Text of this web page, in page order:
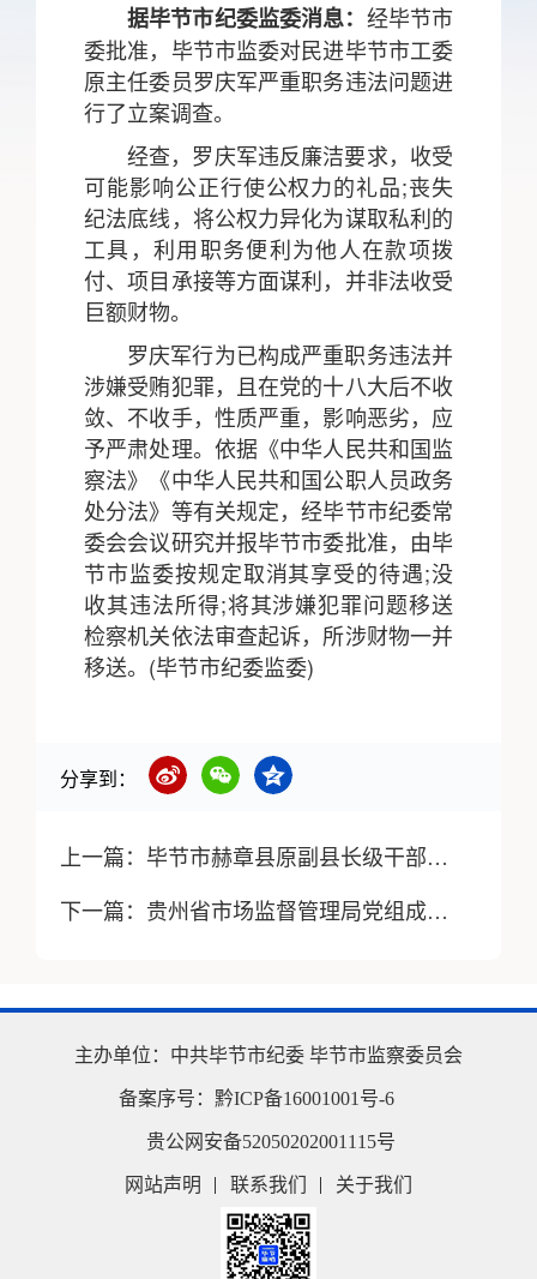
据毕节市纪委监委消息： 经毕节市
委批准，毕节市监委对民进毕节市工委
原主任委员罗庆军严重职务违法问题进
行了立案调查。
经查，罗庆军违反廉洁要求，收受
可能影响公正行使公权力的礼品;丧失
纪法底线，将公权力异化为谋取私利的
工具，利用职务便利为他人在款项拨
付、项目承接等方面谋利，并非法收受
巨额财物。
罗庆军行为已构成严重职务违法并
涉嫌受贿犯罪，且在党的十八大后不收
敛、不收手，性质严重，影响恶劣，应
予严肃处理。依据《中华人民共和国监
察法》《中华人民共和国公职人员政务
处分法》等有关规定，经毕节市纪委常
委会会议研究并报毕节市委批准，由毕
节市监委按规定取消其享受的待遇;没
收其违法所得;将其涉嫌犯罪问题移送
检察机关依法审查起诉，所涉财物一并
移送。(毕节市纪委监委)
分享到：
上一篇： 毕节市赫章县原副县长级干部罗刚被开除党籍和公职
下一篇： 贵州省市场监督管理局党组成员徐刘蔚接受纪律审查和监察调查
主办单位： 中共毕节市纪委 毕节市监察委员会
备案序号： 黔ICP备16001001号-6
贵公网安备52050202001115号
网站声明 联系我们 关于我们